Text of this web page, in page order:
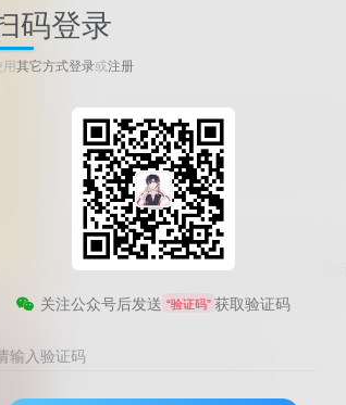
（小工具）；如果需要更灵活地控制位置
（特别是方法二）。
紧收藏我们…按 Ctrl+D 收藏我们”的文字提
通过WordPress后台操作即可。
码登录
其它方式登录或注册
关注公众号后发送 “验证码” 获取验证码
输入验证码